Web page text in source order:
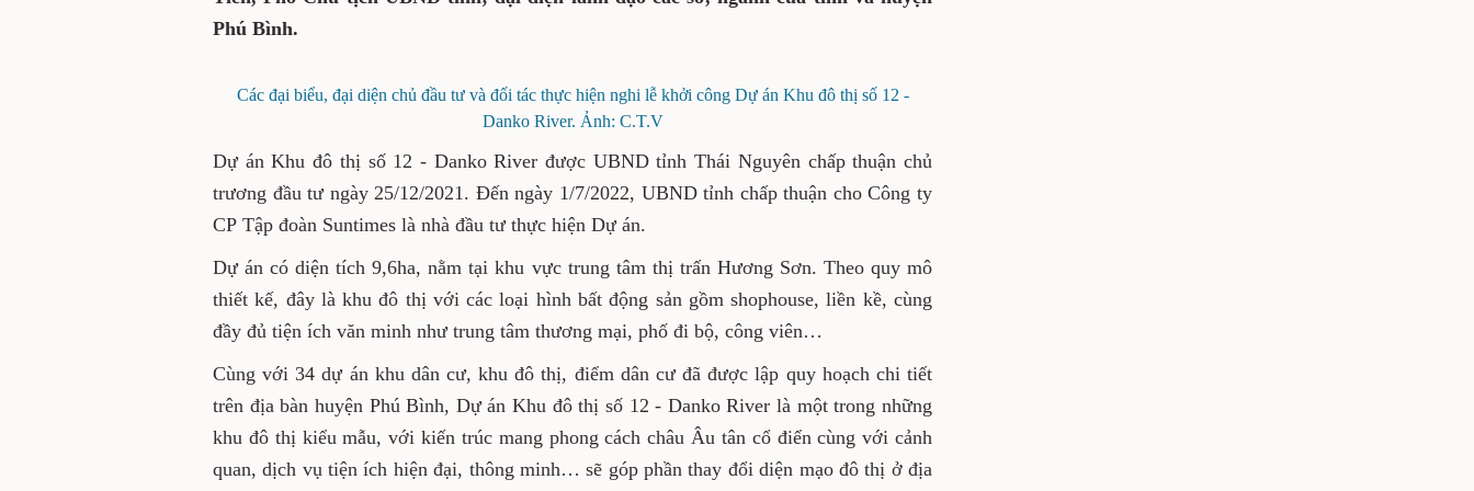
chuyên trách Đoàn đại biểu Quốc hội tỉnh; Lê Quang Tiến, Phó Chủ
Phú Bình.
Các đại biểu, đại diện chủ đầu tư và đối tác thực hiện nghi lễ khởi công Dự án Khu đô
thị số 12 - Danko River. Ảnh: C.T.V
Dự án Khu đô thị số 12 - Danko River được UBND tỉnh Thái Nguyên chấp
thuận chủ trương đầu tư ngày 25/12/2021. Đến ngày 1/7/2022, UBND
tỉnh chấp thuận cho Công ty CP Tập đoàn Suntimes là nhà đầu tư thực
hiện Dự án.
Dự án có diện tích 9,6ha, nằm tại khu vực trung tâm thị trấn Hương Sơn.
Theo quy mô thiết kế, đây là khu đô thị với các loại hình bất động sản
gồm shophouse, liền kề, cùng đầy đủ tiện ích văn minh như trung tâm
thương mại, phố đi bộ, công viên…